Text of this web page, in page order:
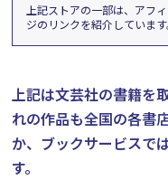
上記ストアの一部は、アフ
ジのリンクを紹介しています
上記は文芸社の書籍を
れの作品も全国の各書
か、ブックサービスで
す。